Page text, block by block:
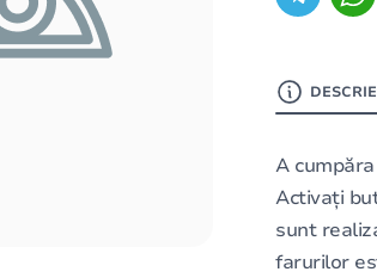
A
Activați
sunt
farurilor